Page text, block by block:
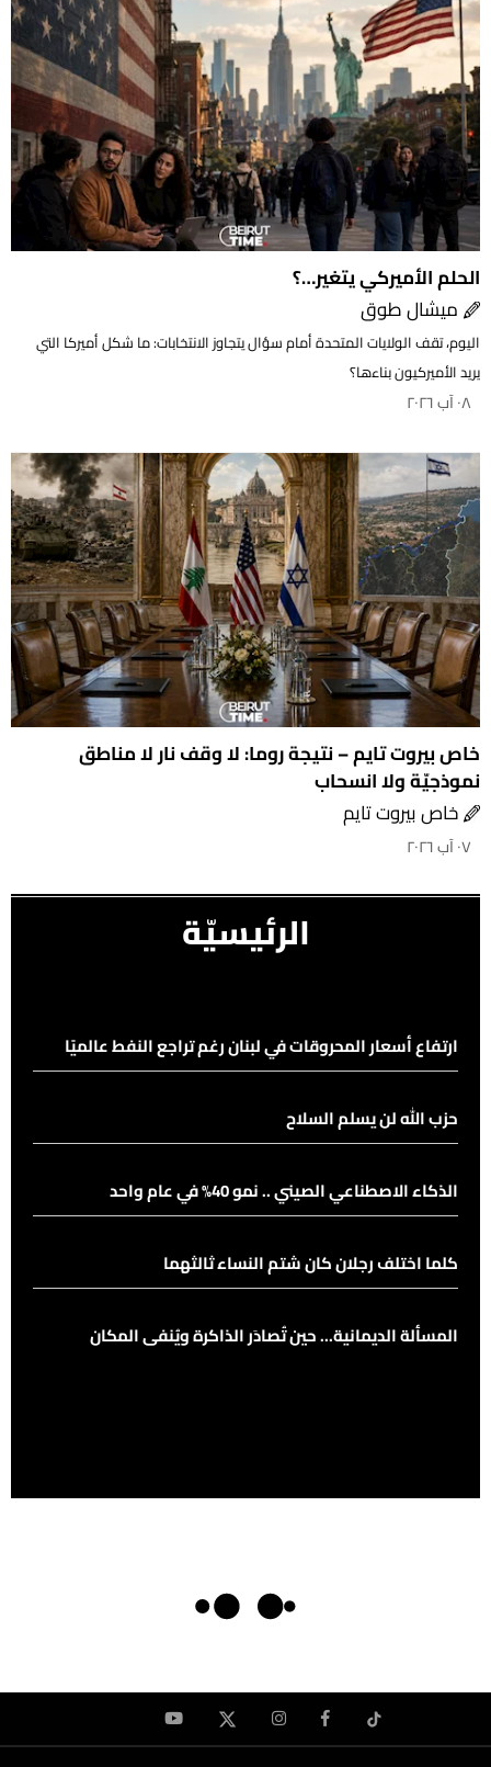
الحلم الأميركي يتغير…؟
ميشال طوق
اليوم، تقف الولايات المتحدة أمام سؤال يتجاوز الانتخابات: ما شكل أميركا التي
يريد الأميركيون بناءها؟
٠٨ آب ٢٠٢٦
خاص بيروت تايم – نتيجة روما: لا وقف نار لا مناطق
نموذجيّة ولا انسحاب
خاص بيروت تايم
٠٧ آب ٢٠٢٦
الرئيسيّة
ارتفاع أسعار المحروقات في لبنان رغم تراجع النفط عالميًا
حزب الله لن يسلم السلاح
الذكاء الاصطناعي الصيني .. نمو 40% في عام واحد
كلما اختلف رجلان كان شتم النساء ثالثهما
المسألة الديمانية... حين تُصادَر الذاكرة ويُنفى المكان